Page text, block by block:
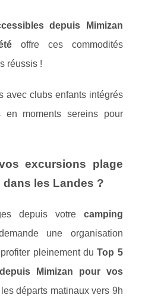
depuis Mimizan
offre ces commodités
réussis !
avec clubs enfants intégrés
en moments sereins pour
excursions plage
les Landes ?
depuis votre camping
une organisation
pleinement duTop 5
Mimizan pour vos
départs matinaux vers 9h